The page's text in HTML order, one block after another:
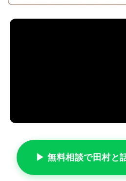
▶ 無料相談で田村と